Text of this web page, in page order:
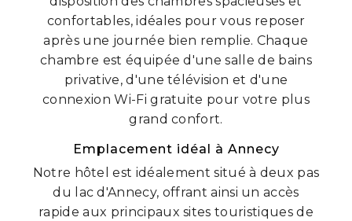
confortables, idéales pour vous reposer
après une journée bien remplie. Chaque
chambre est équipée d'une salle de bains
privative, d'une télévision et d'une
connexion Wi-Fi gratuite pour votre plus
grand confort.
Emplacement idéal à Annecy
Notre hôtel est idéalement situé à deux pas
du lac d'Annecy, offrant ainsi un accès
rapide aux principaux sites touristiques de